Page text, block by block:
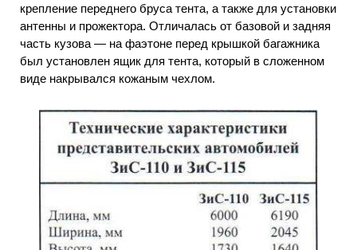
крепление переднего бруса тента, а также для установки
антенны и прожектора. Отличалась от базовой и задняя
часть кузова — на фаэтоне перед крышкой багажника
был установлен ящик для тента, который в сложенном
виде накрывался кожаным чехлом.